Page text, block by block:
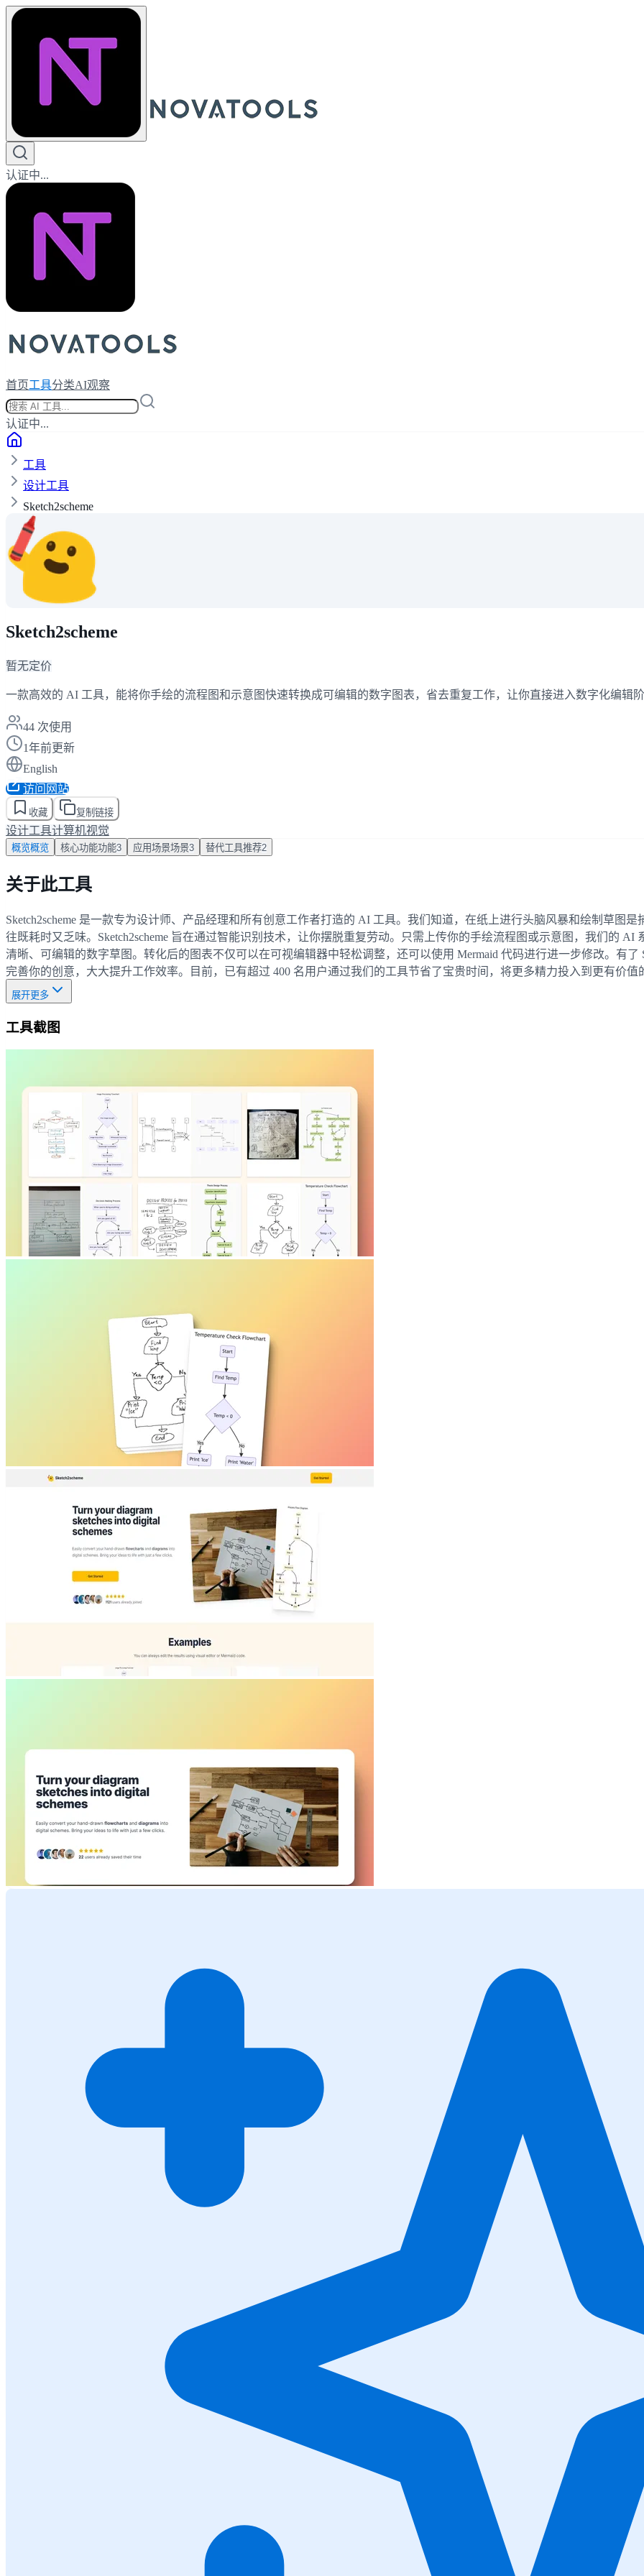
认证中...
首页工具分类AI观察
认证中...
工具
设计工具
Sketch2scheme
Sketch2scheme
暂无定价
一款高效的 AI 工具，能将你手绘的流程图和示意图快速转换成可编辑的数字图表，省去重复工作，让你直接进入数字化编辑阶
44 次使用
1年前更新
English
访问网站
收藏 复制链接
设计工具计算机视觉
概览概览 核心功能功能3 应用场景场景3 替代工具推荐2
关于此工具
Sketch2scheme 是一款专为设计师、产品经理和所有创意工作者打造的 AI 工具。我们知道，在纸上进行头脑风暴和绘制草图
往既耗时又乏味。Sketch2scheme 旨在通过智能识别技术，让你摆脱重复劳动。只需上传你的手绘流程图或示意图，我们的
清晰、可编辑的数字草图。转化后的图表不仅可以在可视编辑器中轻松调整，还可以使用 Mermaid 代码进行进一步修改。有了
完善你的创意，大大提升工作效率。目前，已有超过 400 名用户通过我们的工具节省了宝贵时间，将更多精力投入到更有价值
展开更多
工具截图